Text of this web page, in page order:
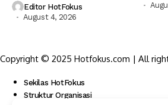
Editor HotFokus
August 4, 2026
Copyright © 2025 Hotfokus.com | All
Sekilas HotFokus
Struktur Organisasi